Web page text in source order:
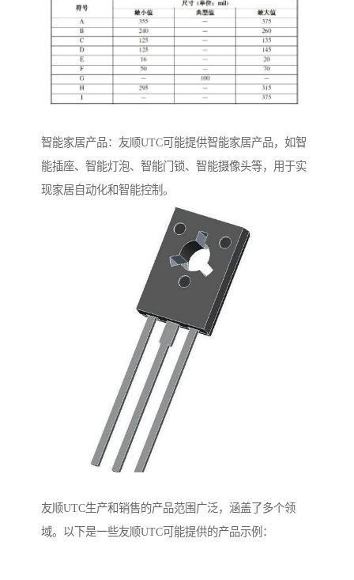
智能家居产品：友顺UTC可能提供智能家居产品，如智
能插座、智能灯泡、智能门锁、智能摄像头等，用于实
现家居自动化和智能控制。
友顺UTC生产和销售的产品范围广泛，涵盖了多个领
域。以下是一些友顺UTC可能提供的产品示例：